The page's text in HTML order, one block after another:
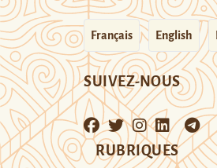
Français English
SUIVEZ-NOUS
RUBRIQUES